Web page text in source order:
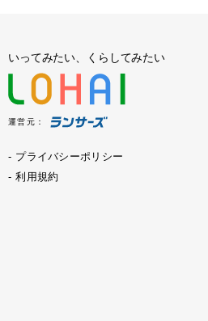
いってみたい、くらしてみたい
運営元：
プライバシーポリシー
利用規約